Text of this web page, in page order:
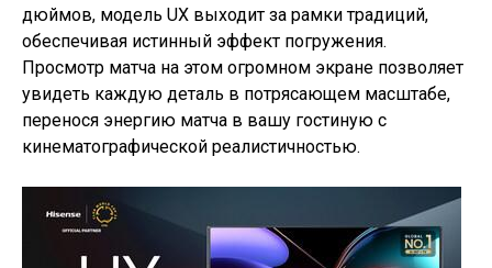
дюймов, модель UX выходит за рамки традиций,
обеспечивая истинный эффект погружения.
Просмотр матча на этом огромном экране позволяет
увидеть каждую деталь в потрясающем масштабе,
перенося энергию матча в вашу гостиную с
кинематографической реалистичностью.